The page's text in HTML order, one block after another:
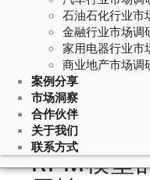
石油石化行业市
金融行业市场调
家用电器行业市
商业地产市场调
案例分享
市场洞察
合作伙伴
关于我们
联系方式
金融行业调研
模型在银行理
RFM模型